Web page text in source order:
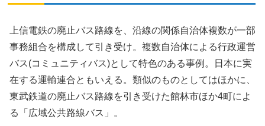
上信電鉄の廃止バス路線を、沿線の関係自治体複数が一部
事務組合を構成して引き受け。複数自治体による行政運営
バス(コミュニティバス)として特色のある事例。日本に実
在する運輸連合ともいえる。類似のものとしてはほかに、
東武鉄道の廃止バス路線を引き受けた館林市ほか4町によ
る「広域公共路線バス」。